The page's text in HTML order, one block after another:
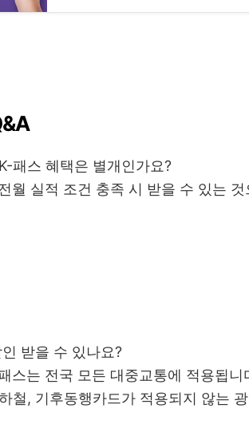
패스 혜택은 별개인가요?
월 실적 조건 충족 시 받을 수 있는
받을 수 있나요?
스는 전국 모든 대중교통에 적용됩니
철, 기후동행카드가 적용되지 않는